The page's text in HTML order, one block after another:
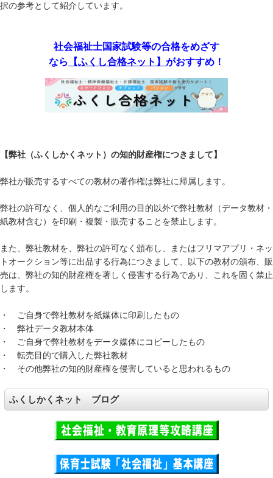
択の参考として紹介しています。
社会福祉士国家試験等の合格をめざす
なら
【ふくし合格ネット】 がおすすめ！
【弊社（ふくしかくネット）の知的財産権につきまして】
弊社が販売するすべての教材の著作権は弊社に帰属します。
弊社の許可なく、個人的なご利用の目的以外で弊社教材（データ教材・
紙教材含む）を印刷・複製・販売することを禁止します。
また、弊社教材を、弊社の許可なく頒布し、またはフリマアプリ・ネッ
トオークション等に出品する行為につきまして、以下の教材の頒布、販
売は、弊社の知的財産権を著しく侵害する行為であり、これを固く禁止
します。
・ ご自身で弊社教材を紙媒体に印刷したもの
・ 弊社データ教材本体
・ ご自身で弊社教材をデータ媒体にコピーしたもの
・ 転売目的で購入した弊社教材
・ その他弊社の知的財産権を侵害していると思われるもの
ふくしかくネット ブログ